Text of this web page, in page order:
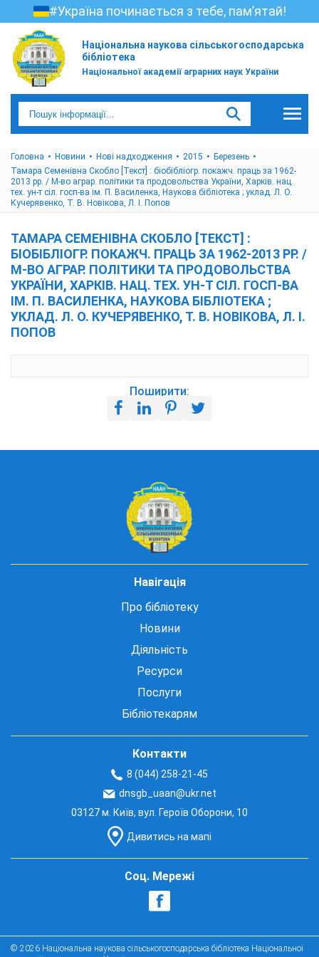
#Україна починається з тебе, пам’ятай!
Національна наукова сільськогосподарська
бібліотека
Національної академії аграрних наук України
Головна Новини Нові надходження 2015
Березень
Тамара Семенівна Скобло [Текст] : біобібліогр. покажч. праць за 1962-
2013 рр. / М-во аграр. політики та продовольства України, Харків. нац.
тех. ун-т сіл. госп-ва ім. П. Василенка, Наукова бібліотека ; уклад. Л. О.
Кучерявенко, Т. В. Новікова, Л. І. Попов
ТАМАРА СЕМЕНІВНА СКОБЛО [ТЕКСТ] :
БІОБІБЛІОГР. ПОКАЖЧ. ПРАЦЬ ЗА 1962-2013 РР. /
М-ВО АГРАР. ПОЛІТИКИ ТА ПРОДОВОЛЬСТВА
УКРАЇНИ, ХАРКІВ. НАЦ. ТЕХ. УН-Т СІЛ. ГОСП-ВА
ІМ. П. ВАСИЛЕНКА, НАУКОВА БІБЛІОТЕКА ;
УКЛАД. Л. О. КУЧЕРЯВЕНКО, Т. В. НОВІКОВА, Л. І.
ПОПОВ
Поширити:
Навігація
Про бібліотеку
Новини
Діяльність
Ресурси
Послуги
Бібліотекарям
Контакти
8 (044) 258-21-45
dnsgb_uaan@ukr.net
03127 м. Київ, вул. Героїв Оборони, 10
Дивитись на мапі
Соц. Мережі
© 2026 Національна наукова сільськогосподарська бібліотека Національної